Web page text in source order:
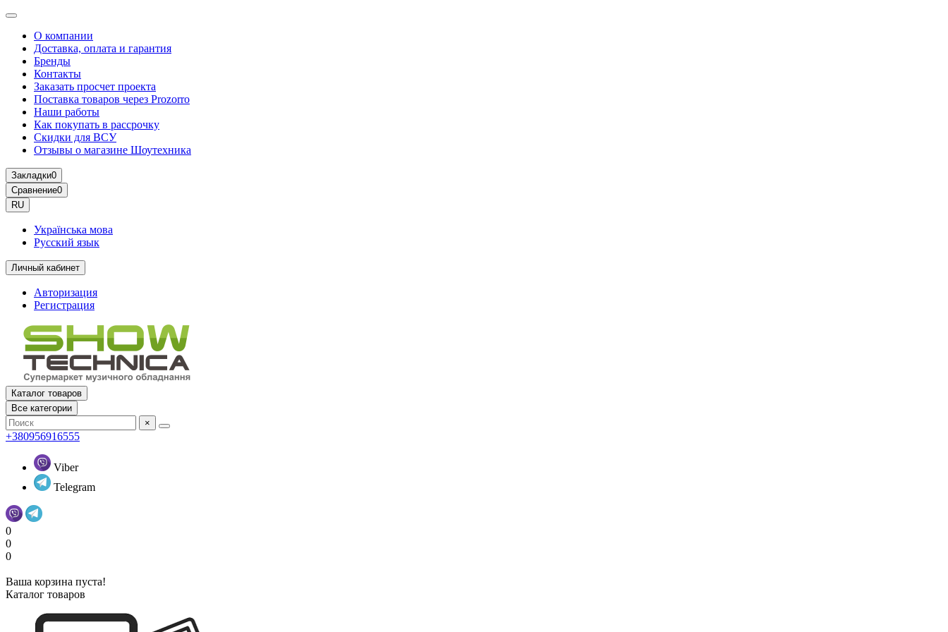
О компании
Доставка, оплата и гарантия
Бренды
Контакты
Заказать просчет проекта
Поставка товаров через Prozorro
Наши работы
Как покупать в рассрочку
Скидки для ВСУ
Отзывы о магазине Шоутехника
Закладки0
Сравнение0
RU
Українська мова
Русский язык
Личный кабинет
Авторизация
Регистрация
Каталог товаров
Все категории
×
+380956916555
Viber
Telegram
0
0
0
Ваша корзина пуста!
Каталог товаров